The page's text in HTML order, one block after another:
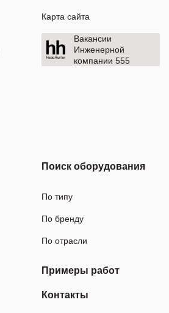
Карта сайта
Вакансии
Инженерной
компании 555
Поиск оборудования
По типу
По бренду
По отрасли
Примеры работ
Контакты